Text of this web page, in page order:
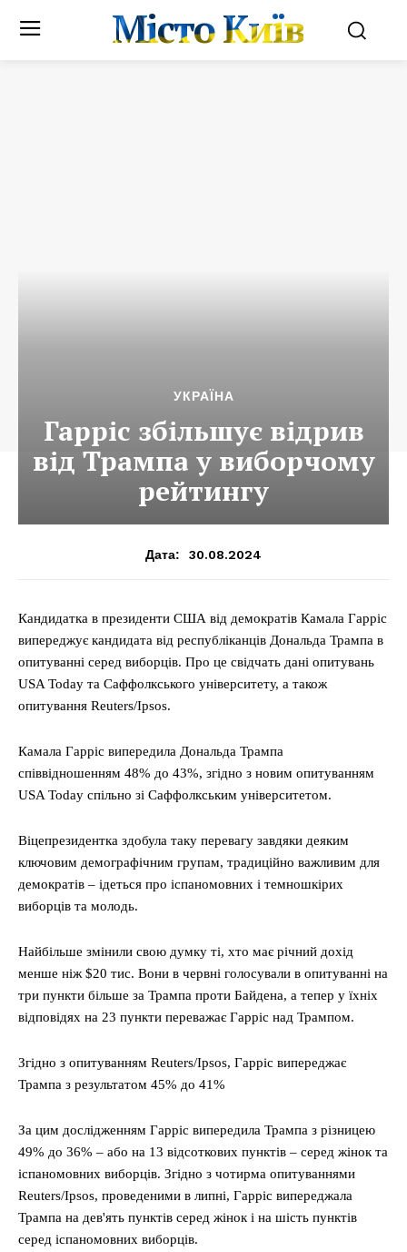
Місто Київ
УКРАЇНА
Гарріс збільшує відрив
від Трампа у виборчому
рейтингу
Дата: 30.08.2024
Кандидатка в президенти США від демократів Камала Гарріс
випереджує кандидата від республіканців Дональда Трампа в
опитуванні серед виборців. Про це свідчать дані опитувань
USA Today та Саффолкського університету, а також
опитування Reuters/Ipsos.
Камала Гарріс випередила Дональда Трампа
співвідношенням 48% до 43%, згідно з новим опитуванням
USA Today спільно зі Саффолкським університетом.
Віцепрезидентка здобула таку перевагу завдяки деяким
ключовим демографічним групам, традиційно важливим для
демократів – ідеться про іспаномовних і темношкірих
виборців та молодь.
Найбільше змінили свою думку ті, хто має річний дохід
менше ніж $20 тис. Вони в червні голосували в опитуванні на
три пункти більше за Трампа проти Байдена, а тепер у їхніх
відповідях на 23 пункти переважає Гарріс над Трампом.
Згідно з опитуванням Reuters/Ipsos, Гарріс випереджає
Трампа з результатом 45% до 41%
За цим дослідженням Гарріс випередила Трампа з різницею
49% до 36% – або на 13 відсоткових пунктів – серед жінок та
іспаномовних виборців. Згідно з чотирма опитуваннями
Reuters/Ipsos, проведеними в липні, Гарріс випереджала
Трампа на дев'ять пунктів серед жінок і на шість пунктів
серед іспаномовних виборців.